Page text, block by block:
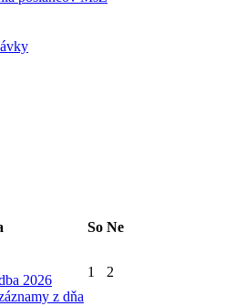
So Ne
2026
z dňa
1 2